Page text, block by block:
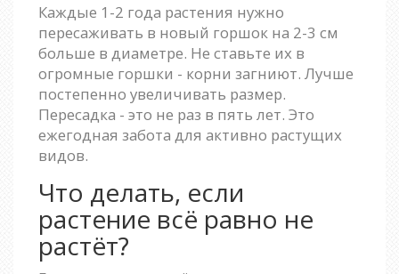
Каждые 1-2 года растения нужно
пересаживать в новый горшок на 2-3 см
больше в диаметре. Не ставьте их в
огромные горшки - корни загниют. Лучше
постепенно увеличивать размер.
Пересадка - это не раз в пять лет. Это
ежегодная забота для активно растущих
видов.
Что делать, если
растение всё равно не
растёт?